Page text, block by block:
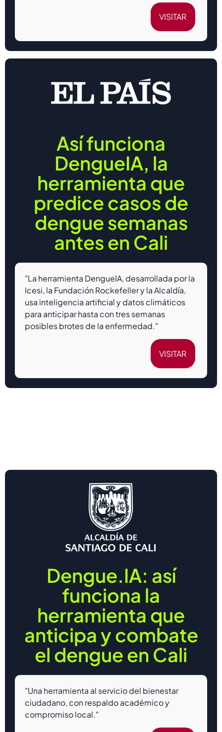
VISITAR
Así funciona
DengueIA, la
herramienta que
predice casos de
dengue semanas
antes en Cali
"La herramienta DengueIA, desarrollada por la
Icesi, la Fundación Rockefeller y la Alcaldía,
usa inteligencia artificial y datos climáticos
para anticipar hasta con tres semanas
posibles brotes de la enfermedad."
VISITAR
Dengue.IA: así
funciona la
herramienta que
anticipa y combate
el dengue en Cali
"Una herramienta al servicio del bienestar
ciudadano, con respaldo académico y
compromiso local."